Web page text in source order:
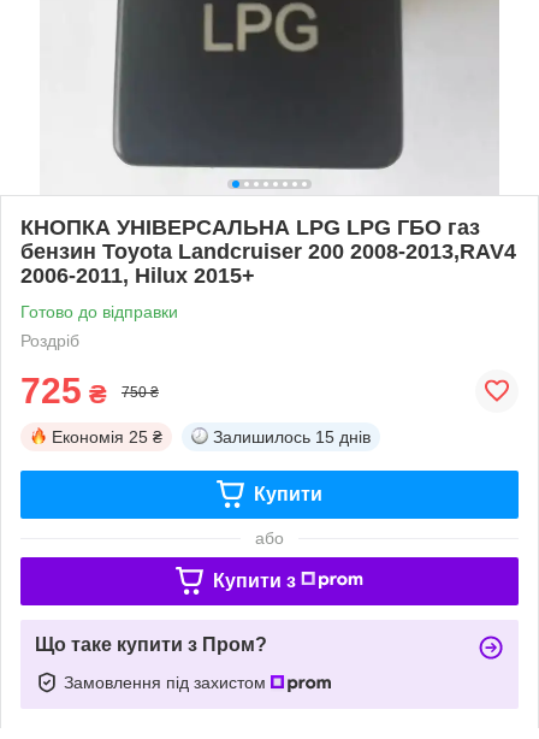
КНОПКА УНІВЕРСАЛЬНА LPG LPG ГБО газ
бензин Toyota Landcruiser 200 2008-2013,RAV4
2006-2011, Hilux 2015+
Готово до відправки
Роздріб
725 ₴ 750 ₴
Економія 25 ₴ Залишилось 15 днів
Купити
або
Купити з
Що таке купити з Пром?
Замовлення під захистом